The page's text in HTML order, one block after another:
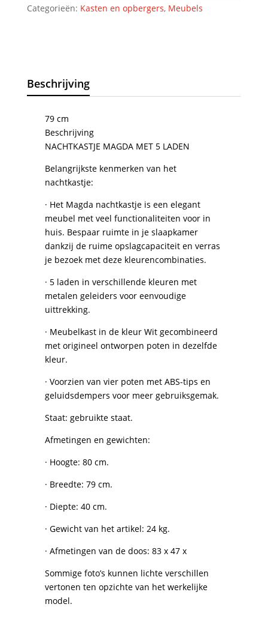
Categorieën: Kasten en opbergers, Meubels
Beschrijving
79 cm
Beschrijving
NACHTKASTJE MAGDA MET 5 LADEN
Belangrijkste kenmerken van het
nachtkastje:
· Het Magda nachtkastje is een elegant
meubel met veel functionaliteiten voor in
huis. Bespaar ruimte in je slaapkamer
dankzij de ruime opslagcapaciteit en verras
je bezoek met deze kleurencombinaties.
· 5 laden in verschillende kleuren met
metalen geleiders voor eenvoudige
uittrekking.
· Meubelkast in de kleur Wit gecombineerd
met origineel ontworpen poten in dezelfde
kleur.
· Voorzien van vier poten met ABS-tips en
geluidsdempers voor meer gebruiksgemak.
Staat: gebruikte staat.
Afmetingen en gewichten:
· Hoogte: 80 cm.
· Breedte: 79 cm.
· Diepte: 40 cm.
· Gewicht van het artikel: 24 kg.
· Afmetingen van de doos: 83 x 47 x
Sommige foto’s kunnen lichte verschillen
vertonen ten opzichte van het werkelijke
model.